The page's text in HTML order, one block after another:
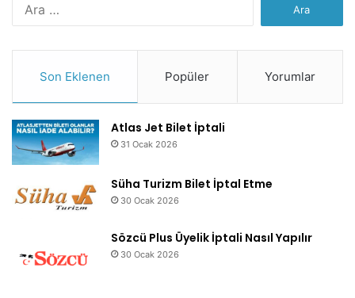
Son Eklenen Popüler Yorumlar
Atlas Jet Bilet İptali
31 Ocak 2026
Süha Turizm Bilet İptal Etme
30 Ocak 2026
Sözcü Plus Üyelik İptali Nasıl Yapılır
30 Ocak 2026